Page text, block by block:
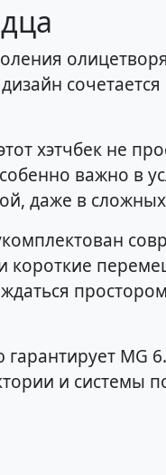
хэтчбек не
важно в
даже в
короткие
MG
и системы